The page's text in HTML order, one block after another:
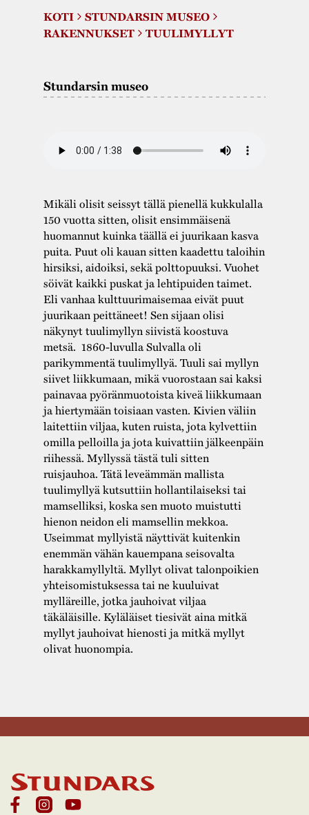
Vaellusreitti
Saavutettavuus
Turvallisuus
Jarl Hemmer
Rakennukset
YSTÄVÄT
KOTI
STUNDARSIN MUSEO
RAKENNUKSET
TUULIMYLLYT
Stundarsin museo
Mikäli olisit seissyt tällä pienellä kukkulalla
150 vuotta sitten, olisit ensimmäisenä
huomannut kuinka täällä ei juurikaan kasva
puita. Puut oli kauan sitten kaadettu taloihin
hirsiksi, aidoiksi, sekä polttopuuksi. Vuohet
söivät kaikki puskat ja lehtipuiden taimet.
Eli vanhaa kulttuurimaisemaa eivät puut
juurikaan peittäneet! Sen sijaan olisi
näkynyt tuulimyllyn siivistä koostuva
metsä. 1860-luvulla Sulvalla oli
parikymmentä tuulimyllyä. Tuuli sai myllyn
siivet liikkumaan, mikä vuorostaan sai kaksi
painavaa pyöränmuotoista kiveä liikkumaan
ja hiertymään toisiaan vasten. Kivien väliin
laitettiin viljaa, kuten ruista, jota kylvettiin
omilla pelloilla ja jota kuivattiin jälkeenpäin
riihessä. Myllyssä tästä tuli sitten
ruisjauhoa. Tätä leveämmän mallista
tuulimyllyä kutsuttiin hollantilaiseksi tai
mamselliksi, koska sen muoto muistutti
hienon neidon eli mamsellin mekkoa.
Useimmat myllyistä näyttivät kuitenkin
enemmän vähän kauempana seisovalta
harakkamyllyltä. Myllyt olivat talonpoikien
yhteisomistuksessa tai ne kuuluivat
mylläreille, jotka jauhoivat viljaa
täkäläisille. Kyläläiset tiesivät aina mitkä
myllyt jauhoivat hienosti ja mitkä myllyt
olivat huonompia.